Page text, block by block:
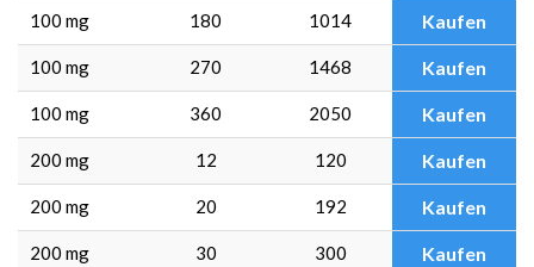
100 mg 180 1014 Kaufen
100 mg 270 1468 Kaufen
100 mg 360 2050 Kaufen
200 mg 12 120 Kaufen
200 mg 20 192 Kaufen
200 mg 30 300 Kaufen